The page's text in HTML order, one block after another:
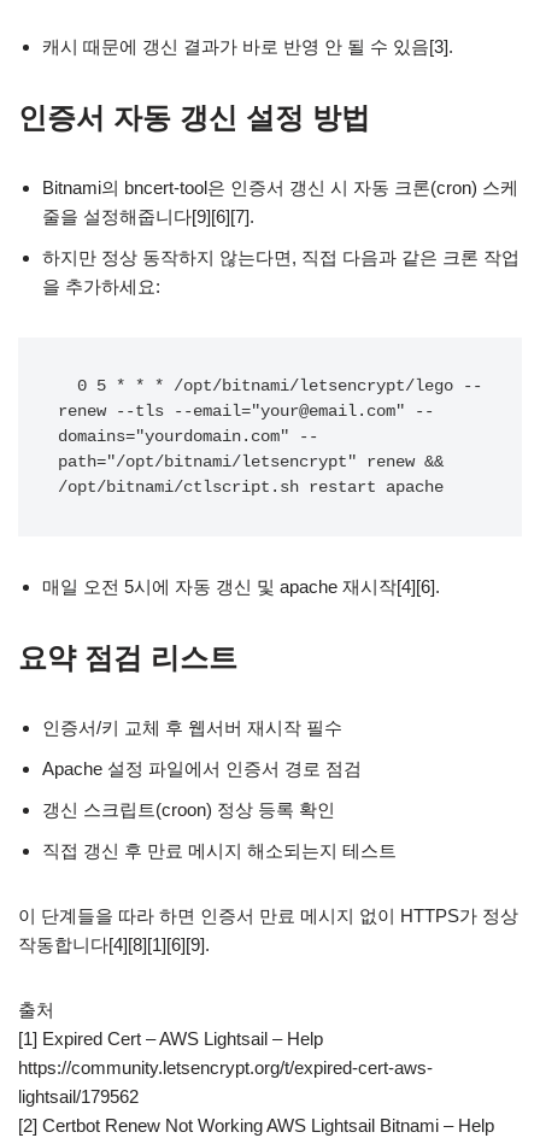
캐시 때문에 갱신 결과가 바로 반영 안 될 수 있음[3].
인증서 자동 갱신 설정 방법
Bitnami의 bncert-tool은 인증서 갱신 시 자동 크론(cron) 스케
줄을 설정해줍니다[9][6][7].
하지만 정상 동작하지 않는다면, 직접 다음과 같은 크론 작업
을 추가하세요:
renew --tls --email="your@email.com" --
domains="yourdomain.com" --
path="/opt/bitnami/letsencrypt" renew &&
/opt/bitnami/ctlscript.sh restart apache
매일 오전 5시에 자동 갱신 및 apache 재시작[4][6].
요약 점검 리스트
인증서/키 교체 후 웹서버 재시작 필수
Apache 설정 파일에서 인증서 경로 점검
갱신 스크립트(croon) 정상 등록 확인
직접 갱신 후 만료 메시지 해소되는지 테스트
이 단계들을 따라 하면 인증서 만료 메시지 없이 HTTPS가 정상
작동합니다[4][8][1][6][9].
출처
[1] Expired Cert – AWS Lightsail – Help
https://community.letsencrypt.org/t/expired-cert-aws-
lightsail/179562
[2] Certbot Renew Not Working AWS Lightsail Bitnami – Help